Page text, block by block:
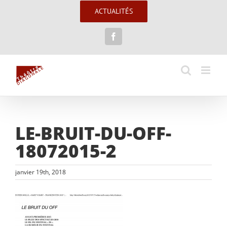
ACTUALITÉS
Facebook
LE-BRUIT-DU-OFF-
18072015-2
janvier 19th, 2018